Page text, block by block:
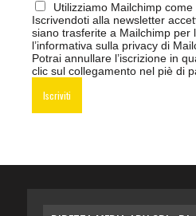
Utilizziamo Mailchimp
Iscrivendoti alla newsletter
siano trasferite a Mailchimp per
l’informativa sulla privacy di
Potrai annullare l’iscrizione in
clic sul collegamento nel piè di